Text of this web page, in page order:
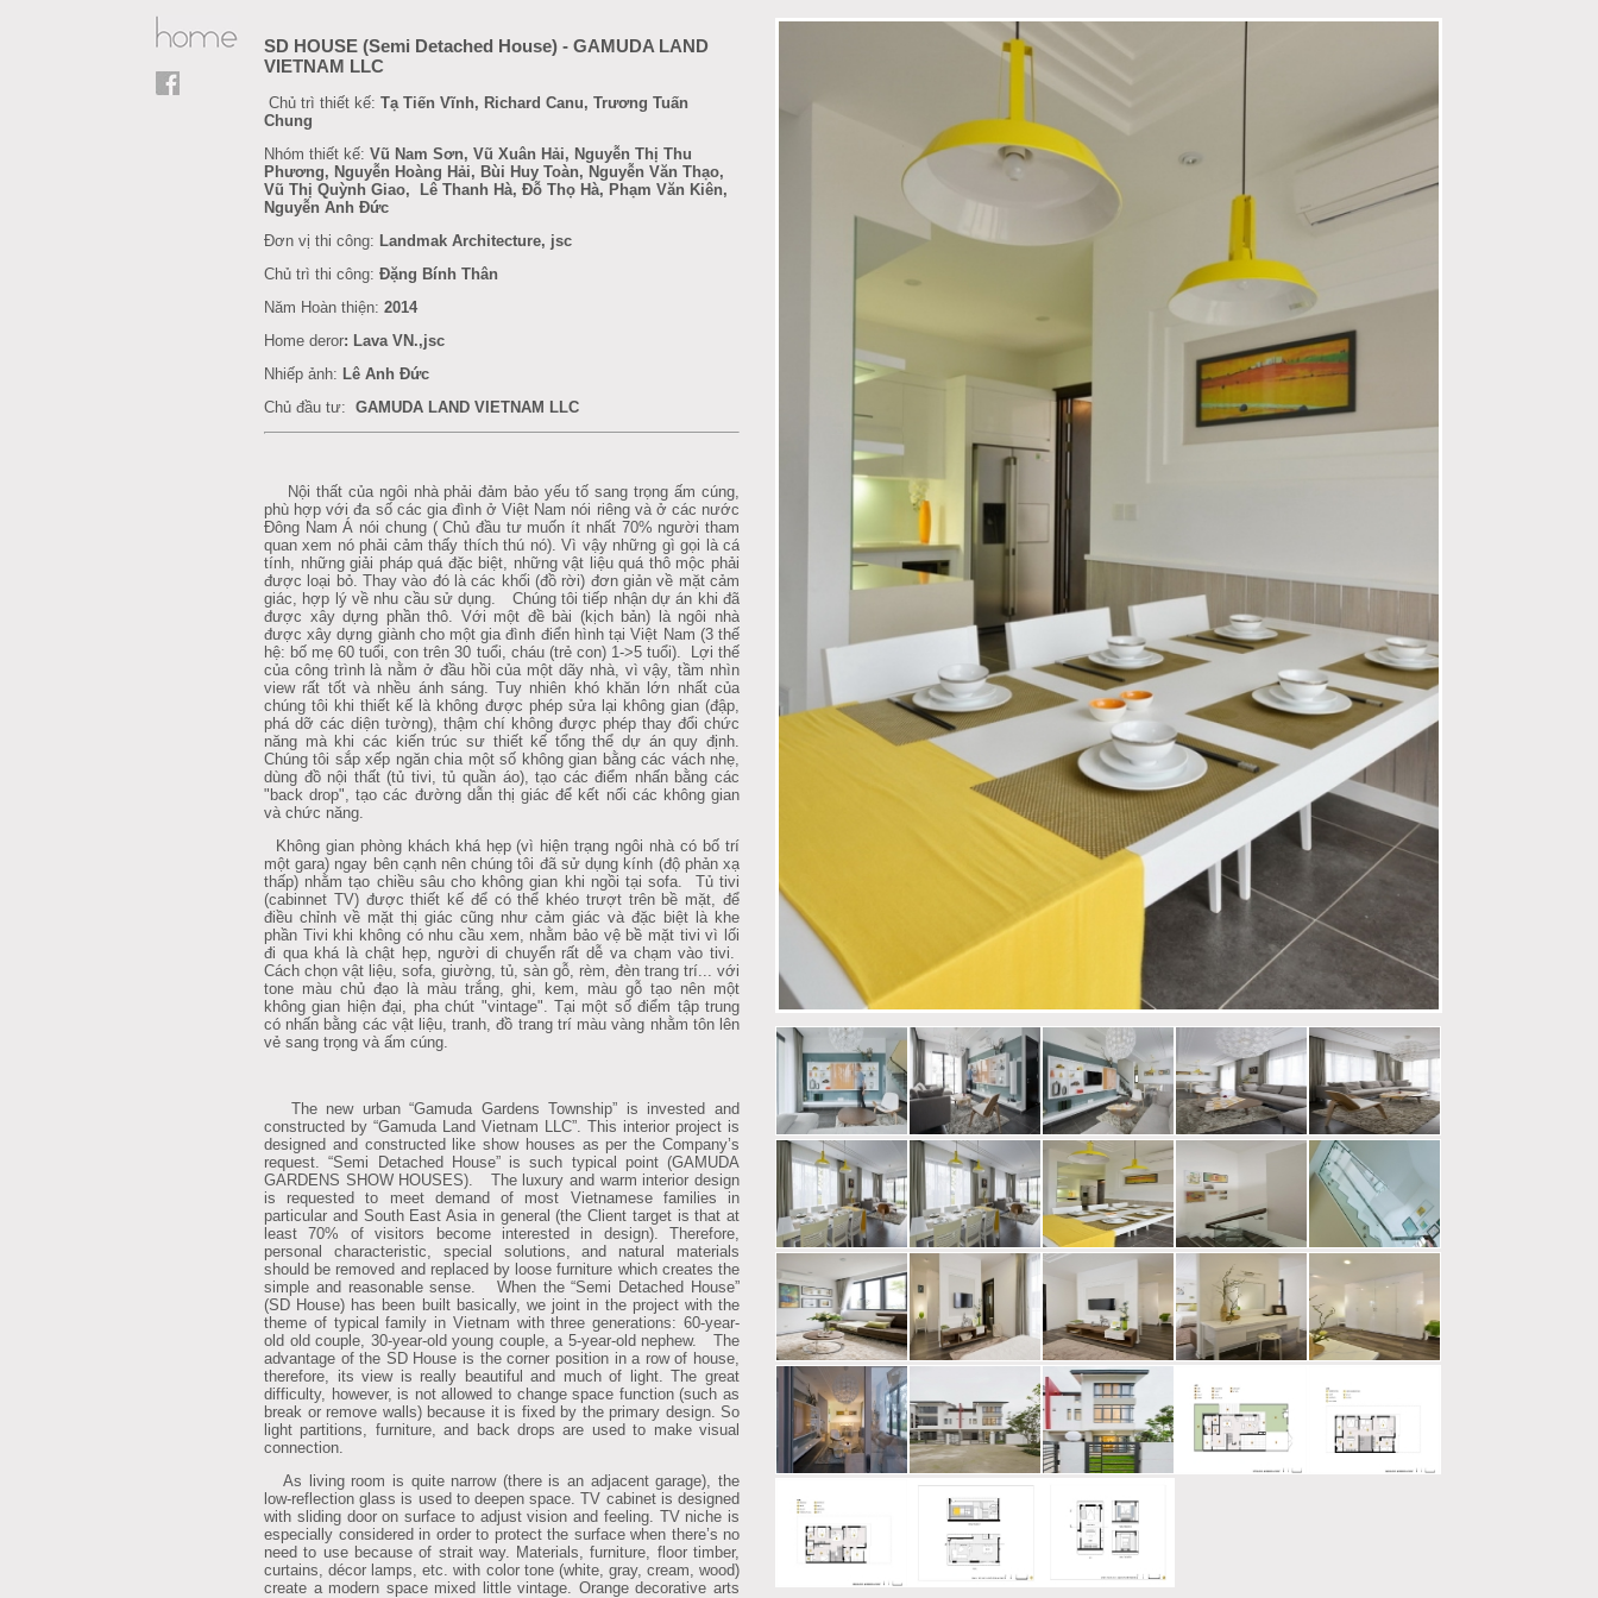
SD HOUSE (Semi Detached House) - GAMUDA LAND
VIETNAM LLC
Chủ trì thiết kế: Tạ Tiến Vĩnh, Richard Canu, Trương Tuấn
Chung
Nhóm thiết kế: Vũ Nam Sơn, Vũ Xuân Hải, Nguyễn Thị Thu
Phương, Nguyễn Hoàng Hải, Bùi Huy Toàn, Nguyễn Văn Thạo,
Vũ Thị Quỳnh Giao, Lê Thanh Hà, Đỗ Thọ Hà, Phạm Văn Kiên,
Nguyễn Anh Đức
Đơn vị thi công: Landmak Architecture, jsc
Chủ trì thi công: Đặng Bính Thân
Năm Hoàn thiện: 2014
Home deror: Lava VN.,jsc
Nhiếp ảnh: Lê Anh Đức
Chủ đầu tư: GAMUDA LAND VIETNAM LLC
Nội thất của ngôi nhà phải đảm bảo yếu tố sang trọng ấm cúng,
phù hợp với đa số các gia đình ở Việt Nam nói riêng và ở các nước
Đông Nam Á nói chung ( Chủ đầu tư muốn ít nhất 70% người tham
quan xem nó phải cảm thấy thích thú nó). Vì vậy những gì gọi là cá
tính, những giải pháp quá đặc biệt, những vật liệu quá thô mộc phải
được loại bỏ. Thay vào đó là các khối (đồ rời) đơn giản về mặt cảm
giác, hợp lý về nhu cầu sử dụng. Chúng tôi tiếp nhận dự án khi đã
được xây dựng phần thô. Với một đề bài (kịch bản) là ngôi nhà
được xây dựng giành cho một gia đình điển hình tại Việt Nam (3 thế
hệ: bố mẹ 60 tuổi, con trên 30 tuổi, cháu (trẻ con) 1->5 tuổi). Lợi thế
của công trình là nằm ở đầu hồi của một dãy nhà, vì vậy, tầm nhìn
view rất tốt và nhều ánh sáng. Tuy nhiên khó khăn lớn nhất của
chúng tôi khi thiết kế là không được phép sửa lại không gian (đập,
phá dỡ các diện tường), thậm chí không được phép thay đổi chức
năng mà khi các kiến trúc sư thiết kế tổng thể dự án quy định.
Chúng tôi sắp xếp ngăn chia một số không gian bằng các vách nhẹ,
dùng đồ nội thất (tủ tivi, tủ quần áo), tạo các điểm nhấn bằng các
"back drop", tạo các đường dẫn thị giác để kết nối các không gian
và chức năng.
Không gian phòng khách khá hẹp (vì hiện trạng ngôi nhà có bố trí
một gara) ngay bên cạnh nên chúng tôi đã sử dụng kính (độ phản xạ
thấp) nhằm tạo chiều sâu cho không gian khi ngồi tại sofa. Tủ tivi
(cabinnet TV) được thiết kế để có thể khéo trượt trên bề mặt, để
điều chỉnh về mặt thị giác cũng như cảm giác và đặc biệt là khe
phần Tivi khi không có nhu cầu xem, nhằm bảo vệ bề mặt tivi vì lối
đi qua khá là chật hẹp, người di chuyển rất dễ va chạm vào tivi.
Cách chọn vật liệu, sofa, giường, tủ, sàn gỗ, rèm, đèn trang trí... với
tone màu chủ đạo là màu trắng, ghi, kem, màu gỗ tạo nên một
không gian hiện đại, pha chút "vintage". Tại một số điểm tập trung
có nhấn bằng các vật liệu, tranh, đồ trang trí màu vàng nhằm tôn lên
vẻ sang trọng và ấm cúng.
The new urban “Gamuda Gardens Township” is invested and
constructed by “Gamuda Land Vietnam LLC”. This interior project is
designed and constructed like show houses as per the Company’s
request. “Semi Detached House” is such typical point (GAMUDA
GARDENS SHOW HOUSES).
The luxury and warm interior design
is requested to meet demand of most Vietnamese families in
particular and South East Asia in general (the Client target is that at
least 70% of visitors become interested in design). Therefore,
personal characteristic, special solutions, and natural materials
should be removed and replaced by loose furniture which creates the
simple and reasonable sense.
When the “Semi Detached House”
(SD House) has been built basically, we joint in the project with the
theme of typical family in Vietnam with three generations: 60-year-
old old couple, 30-year-old young couple, a 5-year-old nephew.
The
advantage of the SD House is the corner position in a row of house,
therefore, its view is really beautiful and much of light. The great
difficulty, however, is not allowed to change space function (such as
break or remove walls) because it is fixed by the primary design. So
light partitions, furniture, and back drops are used to make visual
connection.
As living room is quite narrow (there is an adjacent garage), the
low-reflection glass is used to deepen space. TV cabinet is designed
with sliding door on surface to adjust vision and feeling. TV niche is
especially considered in order to protect the surface when there’s no
need to use because of strait way. Materials, furniture, floor timber,
curtains, décor lamps, etc. with color tone (white, gray, cream, wood)
create a modern space mixed little vintage. Orange decorative arts